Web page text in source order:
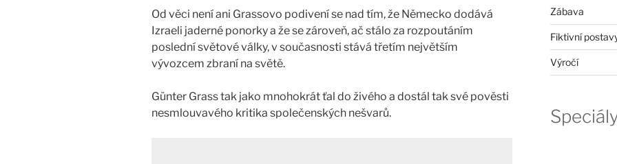
Od věci není ani Grassovo podivení se nad tím, že Německo dodává
Izraeli jaderné ponorky a že se zároveň, ač stálo za rozpoutáním
poslední světové války, v současnosti stává třetím největším
vývozcem zbraní na světě.
Günter Grass tak jako mnohokrát ťal do živého a dostál tak své pověsti
nesmlouvavého kritika společenských nešvarů.
Zábava
Fiktivní
Výročí